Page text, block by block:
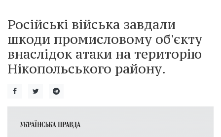
Російські війська завдали
шкоди промисловому об'єкту
внаслідок атаки на територію
Нікопольського району.